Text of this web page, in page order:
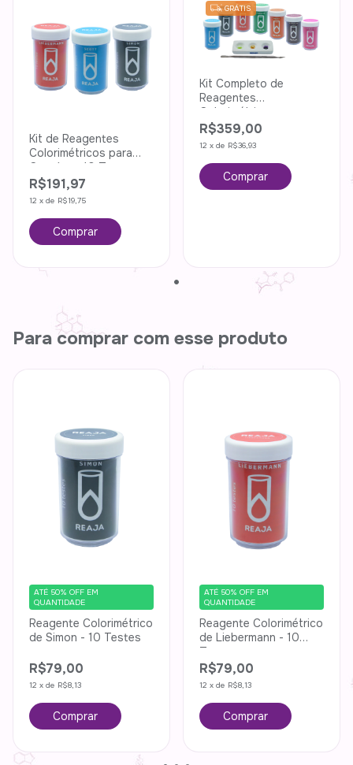
Kit de Reagentes
Colorimétricos para
Cocaína - 10 Testes
R$191,97
12 x de R$19,75
GRÁTIS
Kit Completo de
Reagentes
Colorimétricos
R$359,00
12 x de R$36,93
Para comprar com esse produto
Reagente Colorimétrico
de Simon - 10 Testes
R$79,00
12 x de R$8,13
ATÉ 50% OFF EM
QUANTIDADE
Reagente Colorimétrico
de Liebermann - 10
Testes
R$79,00
12 x de R$8,13
ATÉ 50% OFF EM
QUANTIDADE